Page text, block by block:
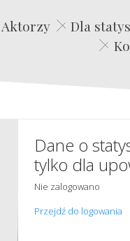
Aktorzy Dla
Dane o
tylko dla
Nie zalogowano
Przejdź do logowania